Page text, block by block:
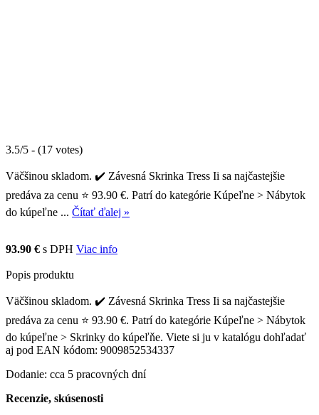
3.5/5 - (17 votes)
Väčšinou skladom. ✔️ Závesná Skrinka Tress Ii sa najčastejšie
predáva za cenu ⭐ 93.90 €. Patrí do kategórie Kúpeľne > Nábytok
do kúpeľne ... Čítať ďalej »
93.90 € s DPH Viac info
Popis produktu
Väčšinou skladom. ✔️ Závesná Skrinka Tress Ii sa najčastejšie
predáva za cenu ⭐ 93.90 €. Patrí do kategórie Kúpeľne > Nábytok
do kúpeľne > Skrinky do kúpeľňe. Viete si ju v katalógu dohľadať
aj pod EAN kódom: 9009852534337
Dodanie: cca 5 pracovných dní
Recenzie, skúsenosti